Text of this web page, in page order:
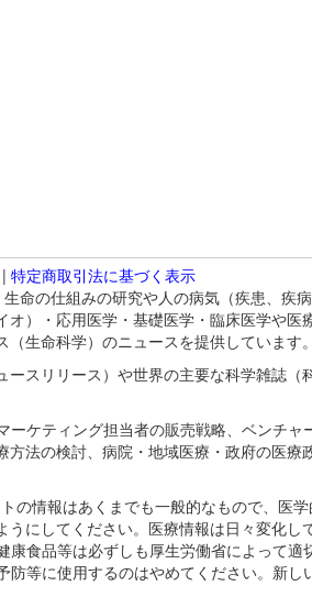
| 特定商取引法に基づく表示
命の仕組みの研究や人の病気（疾患、疾
）・応用医学・基礎医学・臨床医学や
生命科学）のニュースを提供しています
スリリース）や世界の主要な科学雑誌
ケティング担当者の販売戦略、ベンチ
法の検討、病院・地域医療・政府の医
の情報はあくまでも一般的なもので、医
にしてください。医療情報は日々変化
食品等は必ずしも厚生労働省によって
等に使用するのはやめてください。新